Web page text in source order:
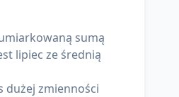
sumą
lipiec ze średnią
dużej zmienności